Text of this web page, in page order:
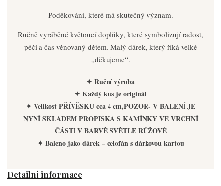
Poděkování, které má skutečný význam.
Ručně vyráběné květoucí doplňky, které symbolizují radost,
péči a čas věnovaný dětem. Malý dárek, který říká velké
„děkujeme“.
✦ Ruční výroba
✦ Každý kus je originál
✦ Velikost PŘÍVĚSKU cca 4 cm,POZOR- V BALENÍ JE
NYNÍ SKLADEM PROPISKA S KAMÍNKY VE VRCHNÍ
ČÁSTI V BARVĚ SVĚTLE RŮŽOVÉ
✦ Baleno jako dárek – celofán s dárkovou kartou
Detailní informace